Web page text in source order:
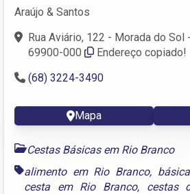
Araújo & Santos
Rua Aviário, 122 - Morada do Sol
69900-000
Endereço copiado!
(68) 3224-3490
Mapa
Cestas Básicas em Rio Branco
alimento em Rio Branco,
cesta em Rio Branco, cestas